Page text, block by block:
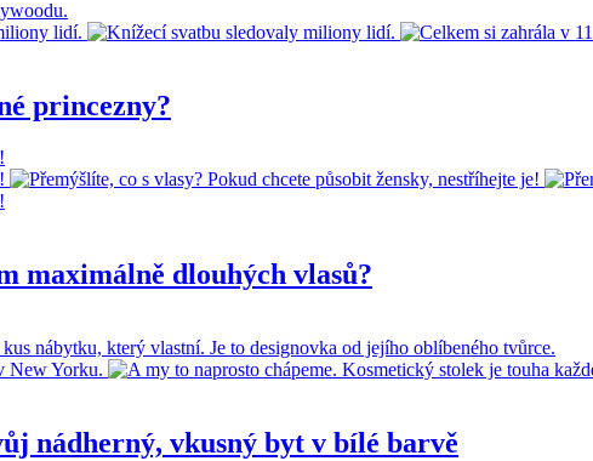
princezny?
maximálně dlouhých vlasů?
nádherný, vkusný byt v bílé barvě